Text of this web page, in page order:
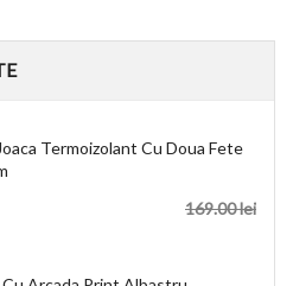
Termoizolant Cu Doua Fete
169.00lei